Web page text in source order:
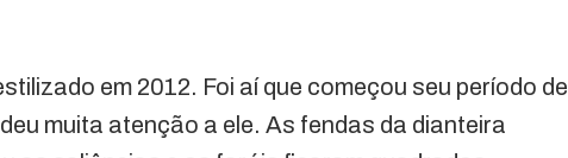
em 2012. Foi aí que começou seu período de
muita atenção a ele. As fendas da dianteira